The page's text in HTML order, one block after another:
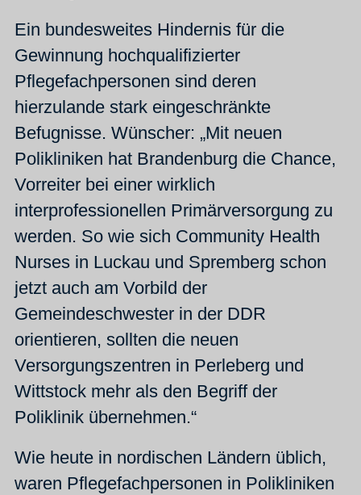
Ein bundesweites Hindernis für die
Gewinnung hochqualifizierter
Pflegefachpersonen sind deren
hierzulande stark eingeschränkte
Befugnisse. Wünscher: „Mit neuen
Polikliniken hat Brandenburg die Chance,
Vorreiter bei einer wirklich
interprofessionellen Primärversorgung zu
werden. So wie sich Community Health
Nurses in Luckau und Spremberg schon
jetzt auch am Vorbild der
Gemeindeschwester in der DDR
orientieren, sollten die neuen
Versorgungszentren in Perleberg und
Wittstock mehr als den Begriff der
Poliklinik übernehmen.“
Wie heute in nordischen Ländern üblich,
waren Pflegefachpersonen in Polikliniken